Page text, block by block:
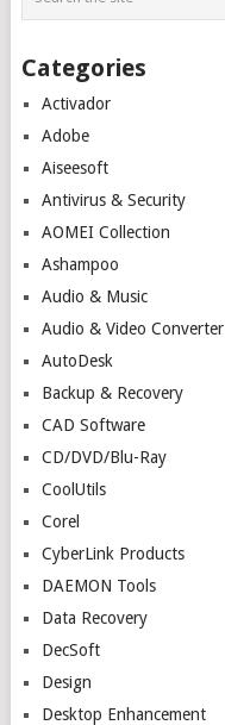
Categories
Activador
Adobe
Aiseesoft
Antivirus & Security
AOMEI Collection
Ashampoo
Audio & Music
Audio & Video Converter
AutoDesk
Backup & Recovery
CAD Software
CD/DVD/Blu-Ray
CoolUtils
Corel
CyberLink Products
DAEMON Tools
Data Recovery
DecSoft
Design
Desktop Enhancement